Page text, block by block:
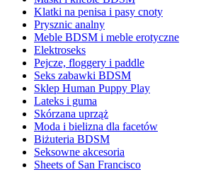
Klatki na penisa i pasy cnoty
Prysznic analny
Meble BDSM i meble erotyczne
Elektroseks
Pejcze, floggery i paddle
Seks zabawki BDSM
Sklep Human Puppy Play
Lateks i guma
Skórzana uprząż
Moda i bielizna dla facetów
Biżuteria BDSM
Seksowne akcesoria
Sheets of San Francisco